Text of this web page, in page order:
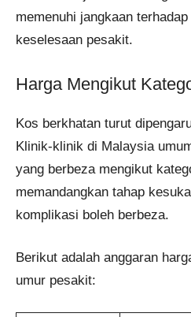
memenuhi jangkaan
keselesaan pesakit.
Harga Mengikut
Kos berkhatan turut
Klinik-klinik di Malaysia
yang berbeza mengikut
memandangkan tahap
komplikasi boleh berbeza.
Berikut adalah anggaran
umur pesakit: